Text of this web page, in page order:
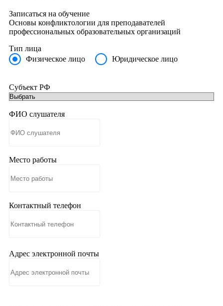
Записаться на обучение
Основы конфликтологии для преподавателей
профессиональных образовательных организаций
Тип лица
Физическое лицо
Юридическое лицо
Субъект РФ
ФИО слушателя
Место работы
Контактный телефон
Адрес электронной почты